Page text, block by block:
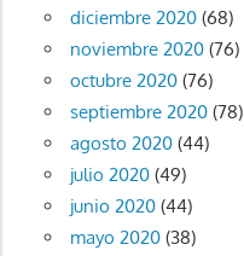
diciembre 2020(68)
noviembre 2020(76)
octubre 2020(76)
septiembre 2020(78)
agosto 2020(44)
julio 2020(49)
junio 2020(44)
mayo 2020(38)